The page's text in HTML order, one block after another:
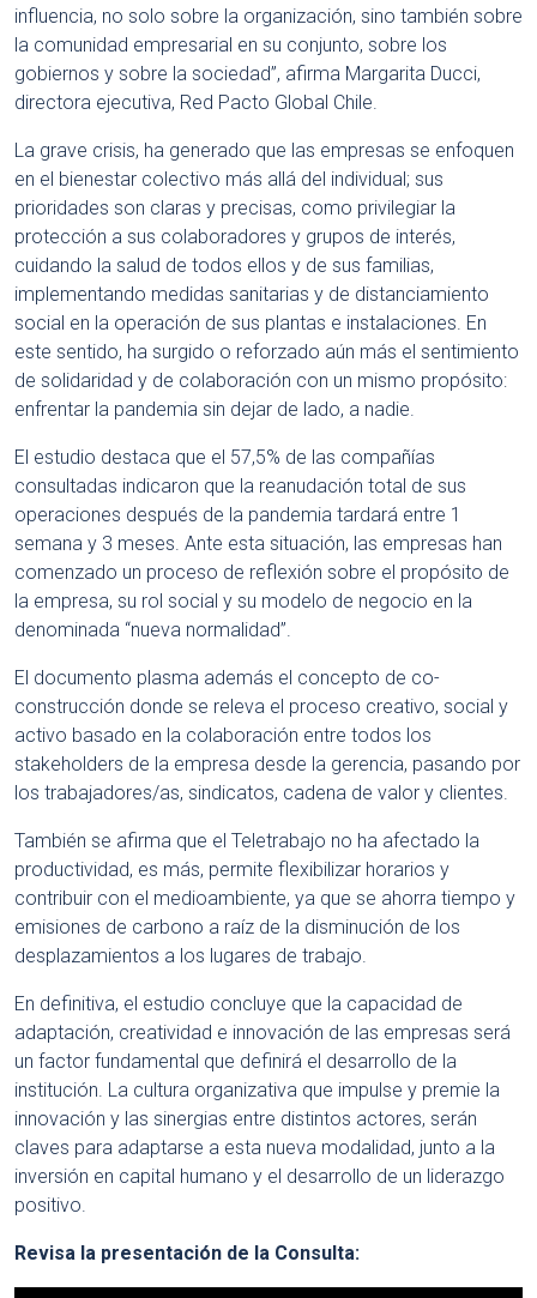
influencia, no solo sobre la organización, sino también sobre
la comunidad empresarial en su conjunto, sobre los
gobiernos y sobre la sociedad”, afirma Margarita Ducci,
directora ejecutiva, Red Pacto Global Chile.
La grave crisis, ha generado que las empresas se enfoquen
en el bienestar colectivo más allá del individual; sus
prioridades son claras y precisas, como privilegiar la
protección a sus colaboradores y grupos de interés,
cuidando la salud de todos ellos y de sus familias,
implementando medidas sanitarias y de distanciamiento
social en la operación de sus plantas e instalaciones. En
este sentido, ha surgido o reforzado aún más el sentimiento
de solidaridad y de colaboración con un mismo propósito:
enfrentar la pandemia sin dejar de lado, a nadie.
El estudio destaca que el 57,5% de las compañías
consultadas indicaron que la reanudación total de sus
operaciones después de la pandemia tardará entre 1
semana y 3 meses. Ante esta situación, las empresas han
comenzado un proceso de reflexión sobre el propósito de
la empresa, su rol social y su modelo de negocio en la
denominada “nueva normalidad”.
El documento plasma además el concepto de co-
construcción donde se releva el proceso creativo, social y
activo basado en la colaboración entre todos los
stakeholders de la empresa desde la gerencia, pasando por
los trabajadores/as, sindicatos, cadena de valor y clientes.
También se afirma que el Teletrabajo no ha afectado la
productividad, es más, permite flexibilizar horarios y
contribuir con el medioambiente, ya que se ahorra tiempo y
emisiones de carbono a raíz de la disminución de los
desplazamientos a los lugares de trabajo.
En definitiva, el estudio concluye que la capacidad de
adaptación, creatividad e innovación de las empresas será
un factor fundamental que definirá el desarrollo de la
institución. La cultura organizativa que impulse y premie la
innovación y las sinergias entre distintos actores, serán
claves para adaptarse a esta nueva modalidad, junto a la
inversión en capital humano y el desarrollo de un liderazgo
positivo.
Revisa la presentación de la Consulta: